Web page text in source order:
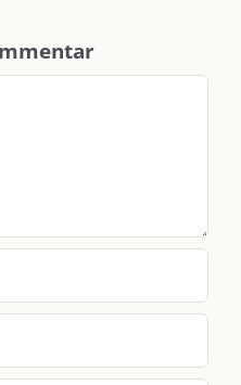
über WhatsApp zu erreichen.
der Stadt
unserer Heimat